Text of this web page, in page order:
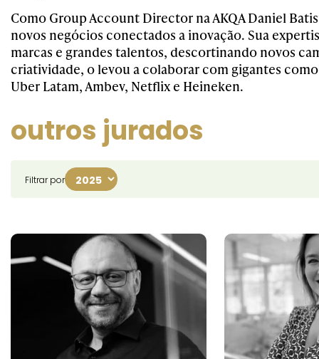
Como Group Account Director na AKQA Daniel
novos negócios conectados a inovação. Sua
marcas e grandes talentos, descortinando novos
criatividade, o levou a colaborar com gigantes
Uber Latam, Ambev, Netflix e Heineken.
outros jurados
Filtrar por